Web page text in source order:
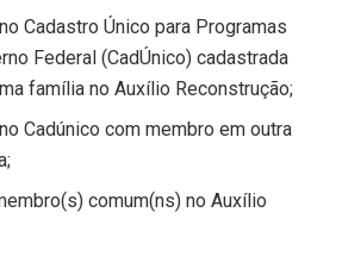
Cadastro Único para Programas
Federal (CadÚnico) cadastrada
família no Auxílio Reconstrução;
Cadúnico com membro em outra
comum(ns) no Auxílio